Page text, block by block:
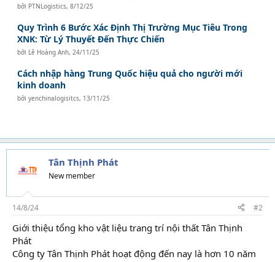
bởi PTNLogistics,8/12/25
Quy Trình 6 Bước Xác Định Thị Trường Mục Tiêu Trong
XNK: Từ Lý Thuyết Đến Thực Chiến
bởi Lê Hoàng Anh,24/11/25
Cách nhập hàng Trung Quốc hiệu quả cho người mới
kinh doanh
bởiyenchinalogisitcs, 13/11/25
Tân Thịnh Phát
New member
14/8/24 #2
Giới thiệu tổng kho vật liệu trang trí nội thất Tân Thịnh
Phát
Công ty Tân Thịnh Phát hoạt động đến nay là hơn 10 năm